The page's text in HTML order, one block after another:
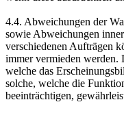
4.4. Abweichungen der
sowie Abweichungen
verschiedenen Aufträgen
immer vermieden werden.
welche das
solche, welche die
beeinträchtigen,